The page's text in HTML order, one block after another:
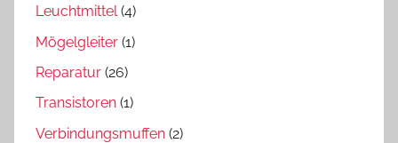
Leuchtmittel(4)
Mögelgleiter (1)
Reparatur (26)
Transistoren (1)
Verbindungsmuffen (2)